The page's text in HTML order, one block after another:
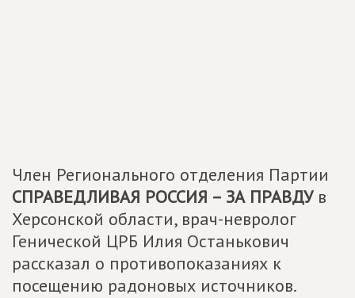
Член Регионального отделения Партии
СПРАВЕДЛИВАЯ РОССИЯ – ЗА ПРАВДУв
Херсонской области, врач-невролог
Генической ЦРБ Илия Останькович
рассказал о противопоказаниях к
посещению радоновых источников.